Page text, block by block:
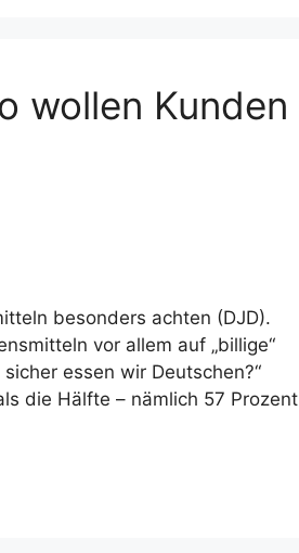
wollen Kunden
besonders achten (DJD).
vor allem auf „billige“
essen wir Deutschen?“
die Hälfte – nämlich 57 Prozent